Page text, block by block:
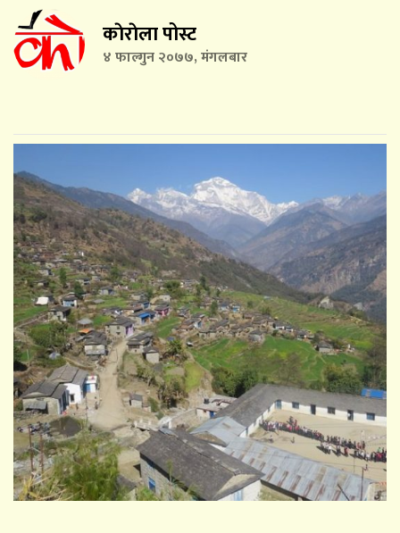
काेराेला पोस्ट
४ फाल्गुन २०७७, मंगलबार